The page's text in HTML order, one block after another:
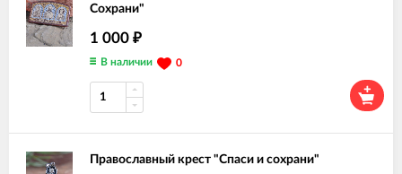
Сохрани"
1 000 ₽
В наличии 0
Православный крест "Спаси и сохрани"